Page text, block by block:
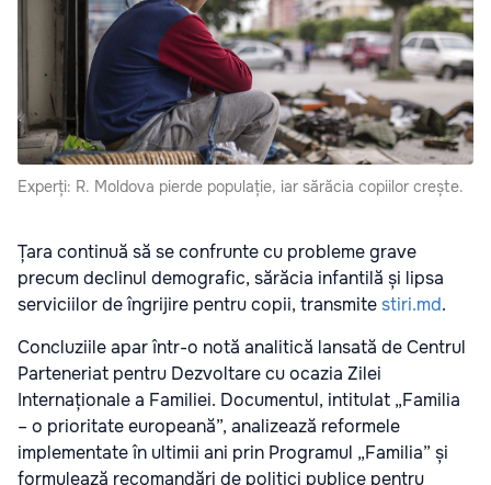
Experți: R. Moldova pierde populație, iar sărăcia copiilor crește.
Țara continuă să se confrunte cu probleme grave
precum declinul demografic, sărăcia infantilă și lipsa
serviciilor de îngrijire pentru copii, transmitestiri.md.
Concluziile apar într-o notă analitică lansată de Centrul
Parteneriat pentru Dezvoltare cu ocazia Zilei
Internaționale a Familiei. Documentul, intitulat „Familia
– o prioritate europeană”, analizează reformele
implementate în ultimii ani prin Programul „Familia” și
formulează recomandări de politici publice pentru